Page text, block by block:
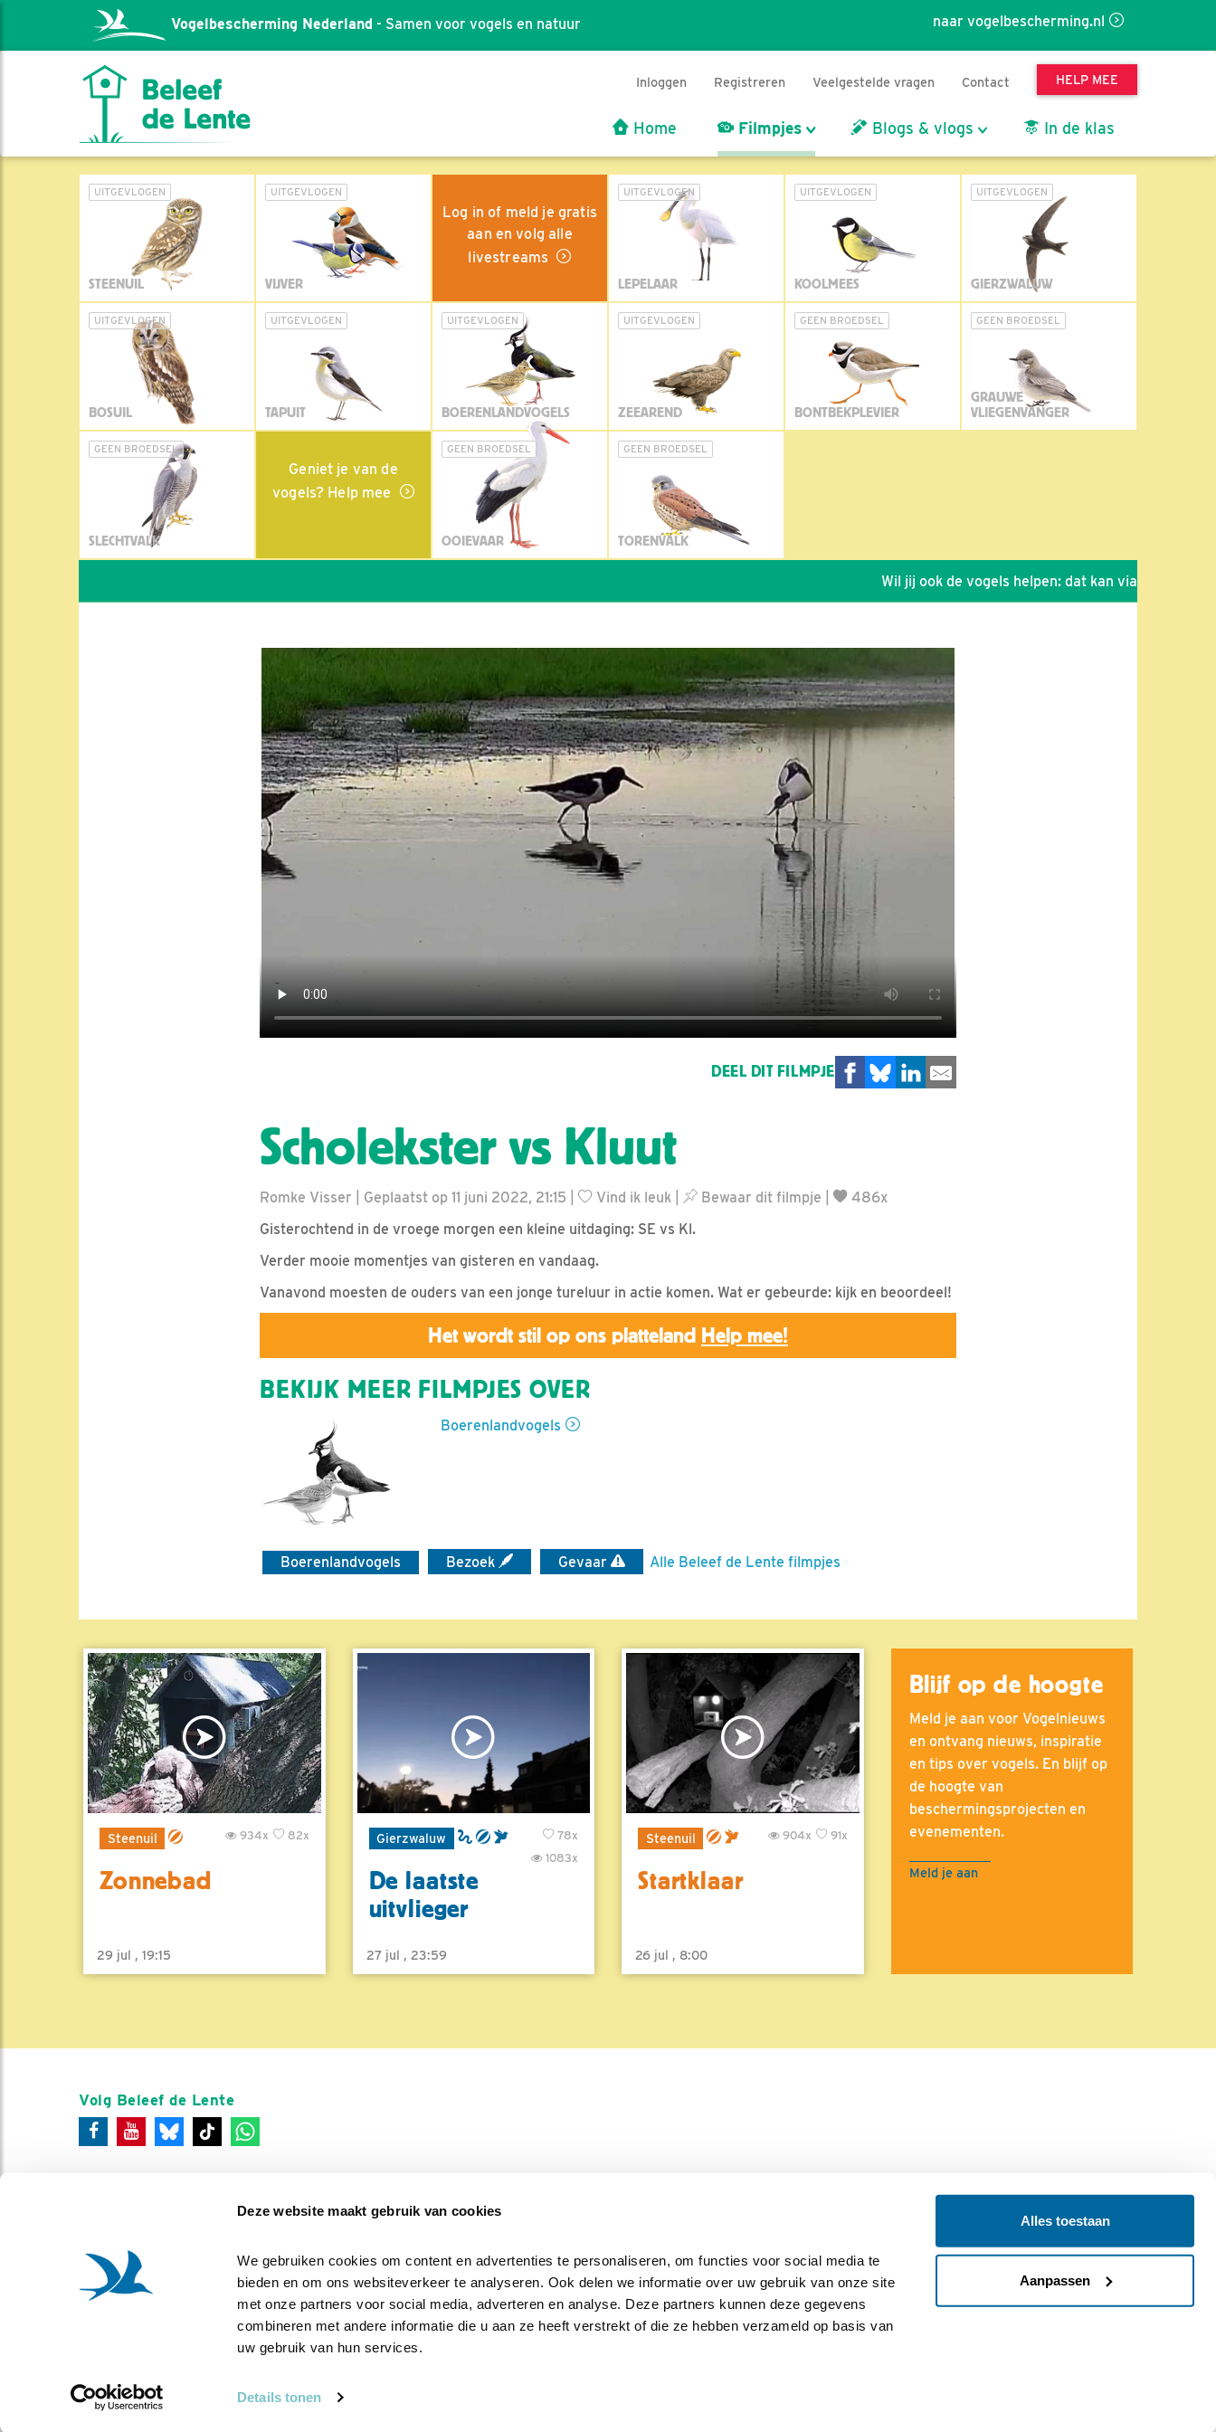
Deze website maakt gebruik van cookies
We gebruiken cookies om content en advertenties te personaliseren, om functies voor social media te
bieden en om ons websiteverkeer te analyseren. Ook delen we informatie over uw gebruik van onze site
met onze partners voor social media, adverteren en analyse. Deze partners kunnen deze gegevens
combineren met andere informatie die u aan ze heeft verstrekt of die ze hebben verzameld op basis van
uw gebruik van hun services.
Details tonen
Alles toestaan
Aanpassen
naar vogelbescherming.nl
Vogelbescherming Nederland - Samen voor vogels en natuur
Inloggen Registreren Veelgestelde vragen Contact HELP MEE
Home Filmpjes Blogs & vlogs In de klas
UITGEVLOGEN
STEENUIL
UITGEVLOGEN
VIJVER
Log in of meld je gratis
aan en volg alle
livestreams
UITGEVLOGEN
LEPELAAR
UITGEVLOGEN
KOOLMEES
UITGEVLOGEN
GIERZWALUW
UITGEVLOGEN
BOSUIL
UITGEVLOGEN
TAPUIT
UITGEVLOGEN
BOERENLANDVOGELS
UITGEVLOGEN
ZEEAREND
GEEN BROEDSEL
BONTBEKPLEVIER
GEEN BROEDSEL
GRAUWE
VLIEGENVANGER
GEEN BROEDSEL
SLECHTVALK
Geniet je van de
vogels? Help mee
GEEN BROEDSEL
OOIEVAAR
GEEN BROEDSEL
TORENVALK
Wil jij ook de vogels helpen: dat kan via de link!
DEEL DIT FILMPJE
Scholekster vs Kluut
Romke Visser | Geplaatst op 11 juni 2022, 21:15 | Vind ik leuk Bewaar dit filmpje
486x
Gisterochtend in de vroege morgen een kleine uitdaging: SE vs Kl.
Verder mooie momentjes van gisteren en vandaag.
Vanavond moesten de ouders van een jonge tureluur in actie komen. Wat er gebeurde: kijk en beoordeel!
Het wordt stil op ons platteland Help mee!
BEKIJK MEER FILMPJES OVER
Boerenlandvogels
Boerenlandvogels Bezoek Gevaar Alle Beleef de Lente filmpjes
Steenuil 82x
934x
Zonnebad
29 jul , 19:15
Gierzwaluw
78x
1083x
De laatste
uitvlieger
27 jul , 23:59
Steenuil 91x
904x
Startklaar
26 jul , 8:00
Blijf op de hoogte
Meld je aan voor Vogelnieuws
en ontvang nieuws, inspiratie
en tips over vogels. En blijf op
de hoogte van
beschermingsprojecten en
evenementen.
Meld je aan
Volg Beleef de Lente
Colofon